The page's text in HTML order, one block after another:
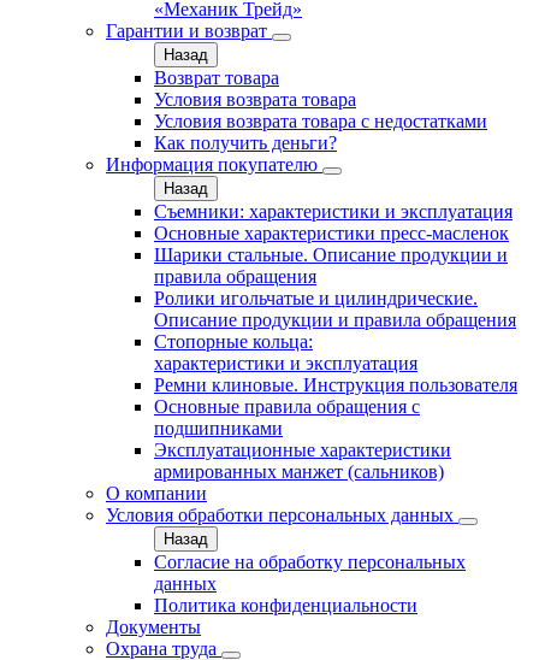
«Механик Трейд»
Гарантии и возврат
Назад
Возврат товара
Условия возврата товара
Условия возврата товара с недостатками
Как получить деньги?
Информация покупателю
Назад
Съемники: характеристики и эксплуатация
Основные характеристики пресс‑масленок
Шарики стальные. Описание продукции и
правила обращения
Ролики игольчатые и цилиндрические.
Описание продукции и правила обращения
Стопорные кольца:
характеристики и эксплуатация
Ремни клиновые. Инструкция пользователя
Основные правила обращения с
подшипниками
Эксплуатационные характеристики
армированных манжет (сальников)
О компании
Условия обработки персональных данных
Назад
Согласие на обработку персональных
данных
Политика конфиденциальности
Документы
Охрана труда